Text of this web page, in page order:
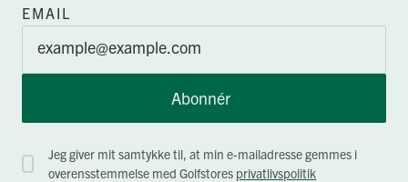
EMAIL
Abonnér
Jeg giver mit samtykke til, at min e-mailadresse gemmes i
overensstemmelse med Golfstores privatlivspolitik